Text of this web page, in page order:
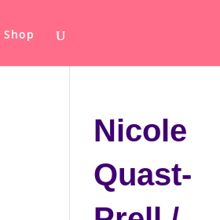
Shop
Nicole
Quast-